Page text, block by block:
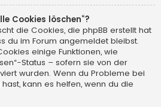
Cookies löschen“?
die Cookies, die phpBB erstellt hat
du im Forum angemeldet bleibst.
einige Funktionen, wie
Status – sofern sie von der
wurden. Wenn du Probleme bei
kann es helfen, wenn du die